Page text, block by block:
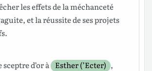
les effets de laméchanceté
, et la réussite de sesprojets
.
sceptred’orà Esther (’Ecter) ,